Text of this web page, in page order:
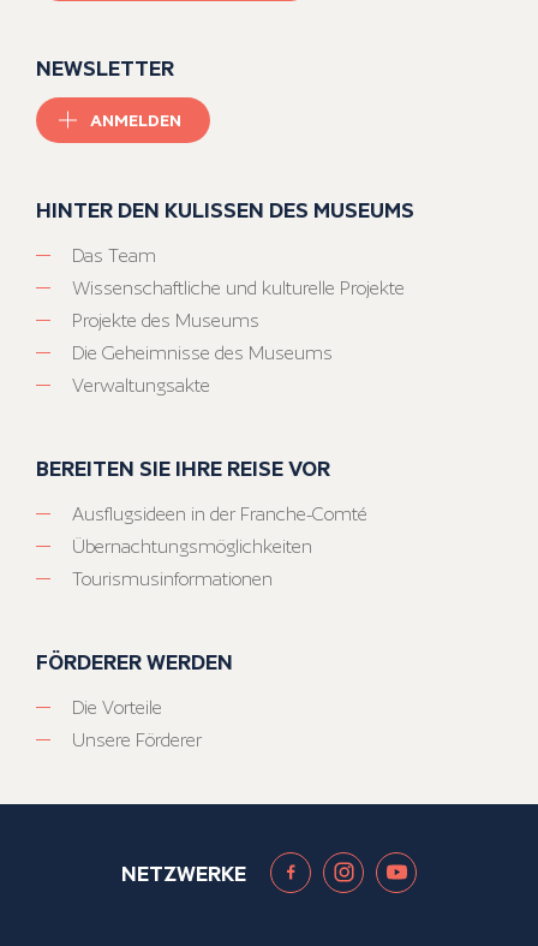
NEWSLETTER
ANMELDEN
HINTER DEN KULISSEN DES MUSEUMS
Das Team
Wissenschaftliche und kulturelle Projekte
Projekte des Museums
Die Geheimnisse des Museums
Verwaltungsakte
BEREITEN SIE IHRE REISE VOR
Ausflugsideen in der Franche-Comté
Übernachtungsmöglichkeiten
Tourismusinformationen
FÖRDERER WERDEN
Die Vorteile
Unsere Förderer
NETZWERKE